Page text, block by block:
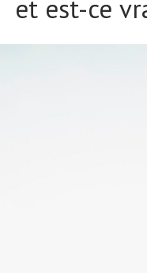
et est-ce